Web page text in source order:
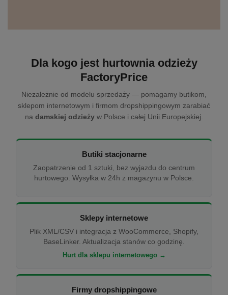
Dla kogo jest hurtownia odzieży
FactoryPrice
Niezależnie od modelu sprzedaży — pomagamy butikom,
sklepom internetowym i firmom dropshippingowym zarabiać
na damskiej odzieży w Polsce i całej Unii Europejskiej.
Butiki stacjonarne
Zaopatrzenie od 1 sztuki, bez wyjazdu do centrum
hurtowego. Wysyłka w 24h z magazynu w Polsce.
Sklepy internetowe
Plik XML/CSV i integracja z WooCommerce, Shopify,
BaseLinker. Aktualizacja stanów co godzinę.
Hurt dla sklepu internetowego →
Firmy dropshippingowe